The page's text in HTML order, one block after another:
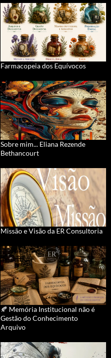
Farmacopeia dos Equívocos
Sobre mim... Eliana Rezende
Bethancourt
Missão e Visão da ER Consultoria
🍂 Memória Institucional não é
Gestão do Conhecimento
Arquivo